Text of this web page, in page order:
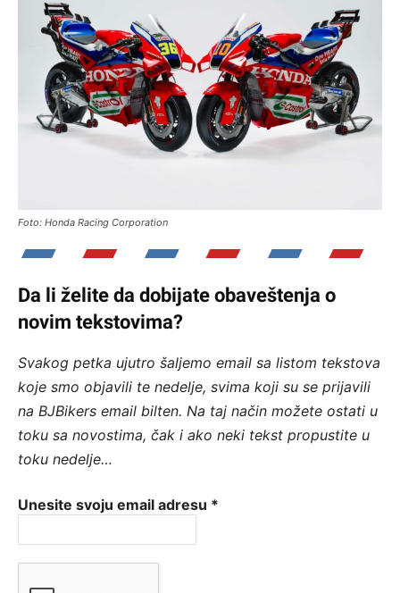
Foto: Honda Racing Corporation
Da li želite da dobijate obaveštenja o
novim tekstovima?
Svakog petka ujutro šaljemo email sa listom tekstova
koje smo objavili te nedelje, svima koji su se prijavili
na BJBikers email bilten. Na taj način možete ostati u
toku sa novostima, čak i ako neki tekst propustite u
toku nedelje…
Unesite svoju email adresu *